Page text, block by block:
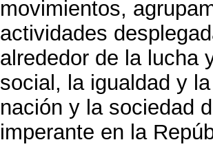
movimientos,
actividades
alrededor de la lucha
social, la igualdad y
nación y la sociedad
imperante en la